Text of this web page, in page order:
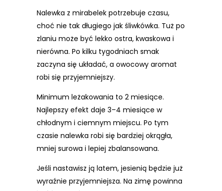
Nalewka z mirabelek potrzebuje czasu,
choć nie tak długiego jak śliwkówka. Tuż po
zlaniu może być lekko ostra, kwaskowa i
nierówna. Po kilku tygodniach smak
zaczyna się układać, a owocowy aromat
robi się przyjemniejszy.
Minimum leżakowania to 2 miesiące.
Najlepszy efekt daje 3–4 miesiące w
chłodnym i ciemnym miejscu. Po tym
czasie nalewka robi się bardziej okrągła,
mniej surowa i lepiej zbalansowana.
Jeśli nastawisz ją latem, jesienią będzie już
wyraźnie przyjemniejsza. Na zimę powinna